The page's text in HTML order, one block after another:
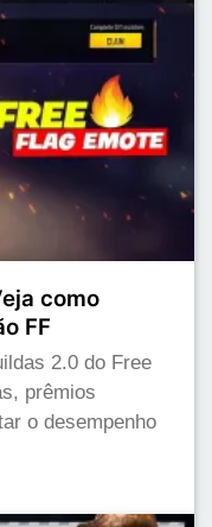
como
FF
2.0 do Free
prêmios
o desempenho